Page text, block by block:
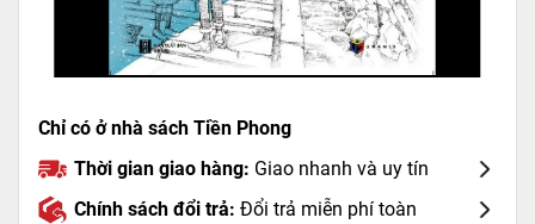
Chỉ có ở nhà sách Tiền Phong
Thời gian giao hàng: Giao nhanh và uy tín
Chính sách đổi trả: Đổi trả miễn phí toàn